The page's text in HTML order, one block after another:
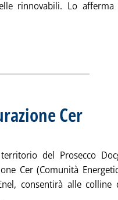
rinnovabili. Lo
la notizia: 'FV su tetti:
Cer
del Prosecco
Cer (Comunità
consentirà alle colline